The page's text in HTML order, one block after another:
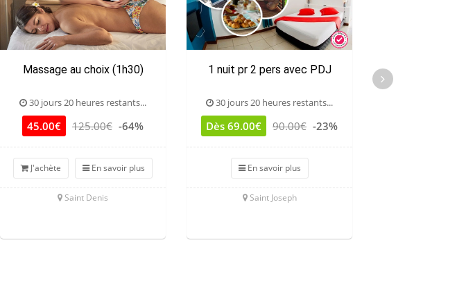
Massage au choix (1h30)
30 jours 20 heures restants...
45.00€ 125.00€ -64%
J'achète En savoir plus
Saint Denis
1 nuit pr 2 pers avec PDJ
30 jours 20 heures restants...
Dès 69.00€ 90.00€ -23%
En savoir plus
Saint Joseph
Session de